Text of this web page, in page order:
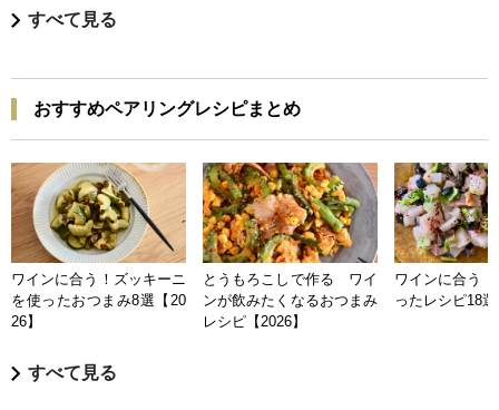
すべて見る
おすすめペアリングレシピまとめ
ワインに合う！ズッキーニ
を使ったおつまみ8選【20
26】
とうもろこしで作る ワイ
ンが飲みたくなるおつまみ
レシピ【2026】
ワインに合う
ったレシピ18
すべて見る